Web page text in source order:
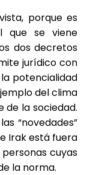
porque es
que se viene
dos decretos
jurídico con
potencialidad
del clima
de la sociedad.
“novedades”
Irak está fuera
cuyas
la norma.